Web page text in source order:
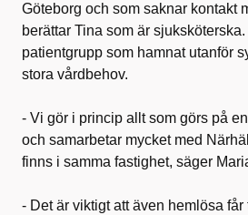
Göteborg och som saknar kontakt
berättar Tina som är
patientgrupp som hamnat utanför
stora vårdbehov.
- Vi gör i princip allt som görs på en
och samarbetar mycket med
finns i samma fastighet, säger
- Det är viktigt att även hemlösa